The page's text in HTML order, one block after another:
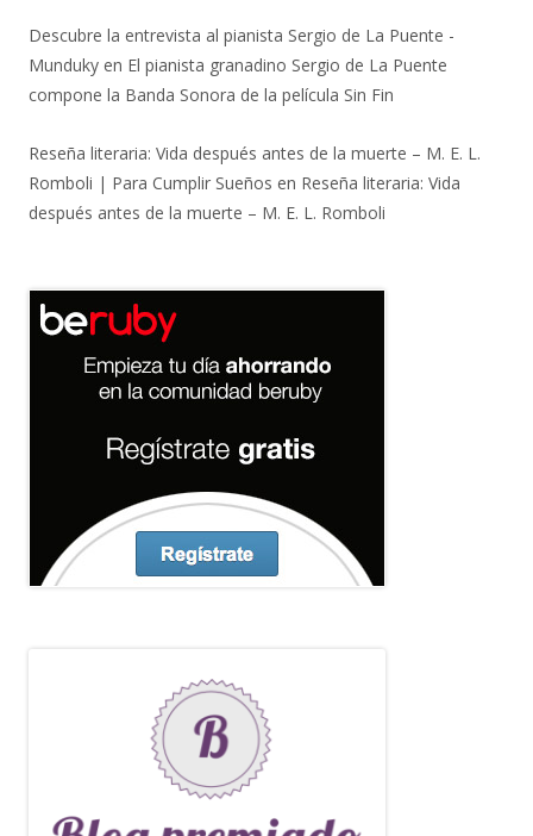
Descubre la entrevista al pianista Sergio de La Puente -
Munduky en El pianista granadino Sergio de La Puente
compone la Banda Sonora de la película Sin Fin
Reseña literaria: Vida después antes de la muerte – M. E. L.
Romboli | Para Cumplir Sueños en Reseña literaria: Vida
después antes de la muerte – M. E. L. Romboli